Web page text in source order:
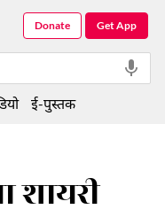
शायरी
Get App
Donate
ई-पुस्तक